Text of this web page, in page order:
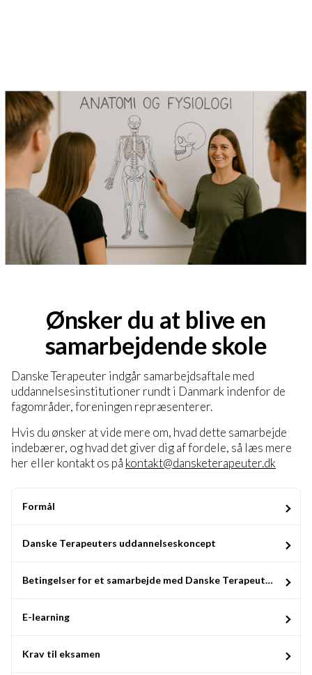
Ønsker du at blive en
samarbejdende skole
Danske Terapeuter indgår samarbejdsaftale med
uddannelsesinstitutioner rundt i Danmark indenfor de
fagområder, foreningen repræsenterer.
Hvis du ønsker at vide mere om, hvad dette samarbejde
indebærer, og hvad det giver dig af fordele, så læs mere
her eller kontakt os på kontakt@dansketerapeuter.dk
Formål
Danske Terapeuters uddannelseskoncept
Betingelser for et samarbejde med Danske Terapeuter
E-learning
Krav til eksamen